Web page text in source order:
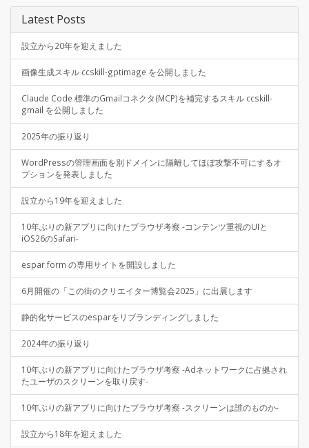
Latest Posts
設立から20年を迎えました
画像生成スキル ccskill-gptimage を公開しました
Claude Code 標準のGmailコネクタ(MCP)を補完するスキル ccskill-
gmail を公開しました
2025年の振り返り
WordPressの管理画面を別ドメインに隔離してほぼ攻撃不可にするオ
プションを発表しました
設立から19年を迎えました
10年ぶりの新アプリに向けたブラウザ考察 -コンテンツ重視のUIと
iOS26のSafari-
espar form の専用サイトを開設しました
6月開催の「この街のクリエイター博覧会2025」に出展します
静的化サービスのesparをリブランディングしました
2024年の振り返り
10年ぶりの新アプリに向けたブラウザ考察 -Adネットワークに占拠され
たユーザのスクリーンを取り戻す-
10年ぶりの新アプリに向けたブラウザ考察 -スクリーンは誰のものか-
設立から18年を迎えました